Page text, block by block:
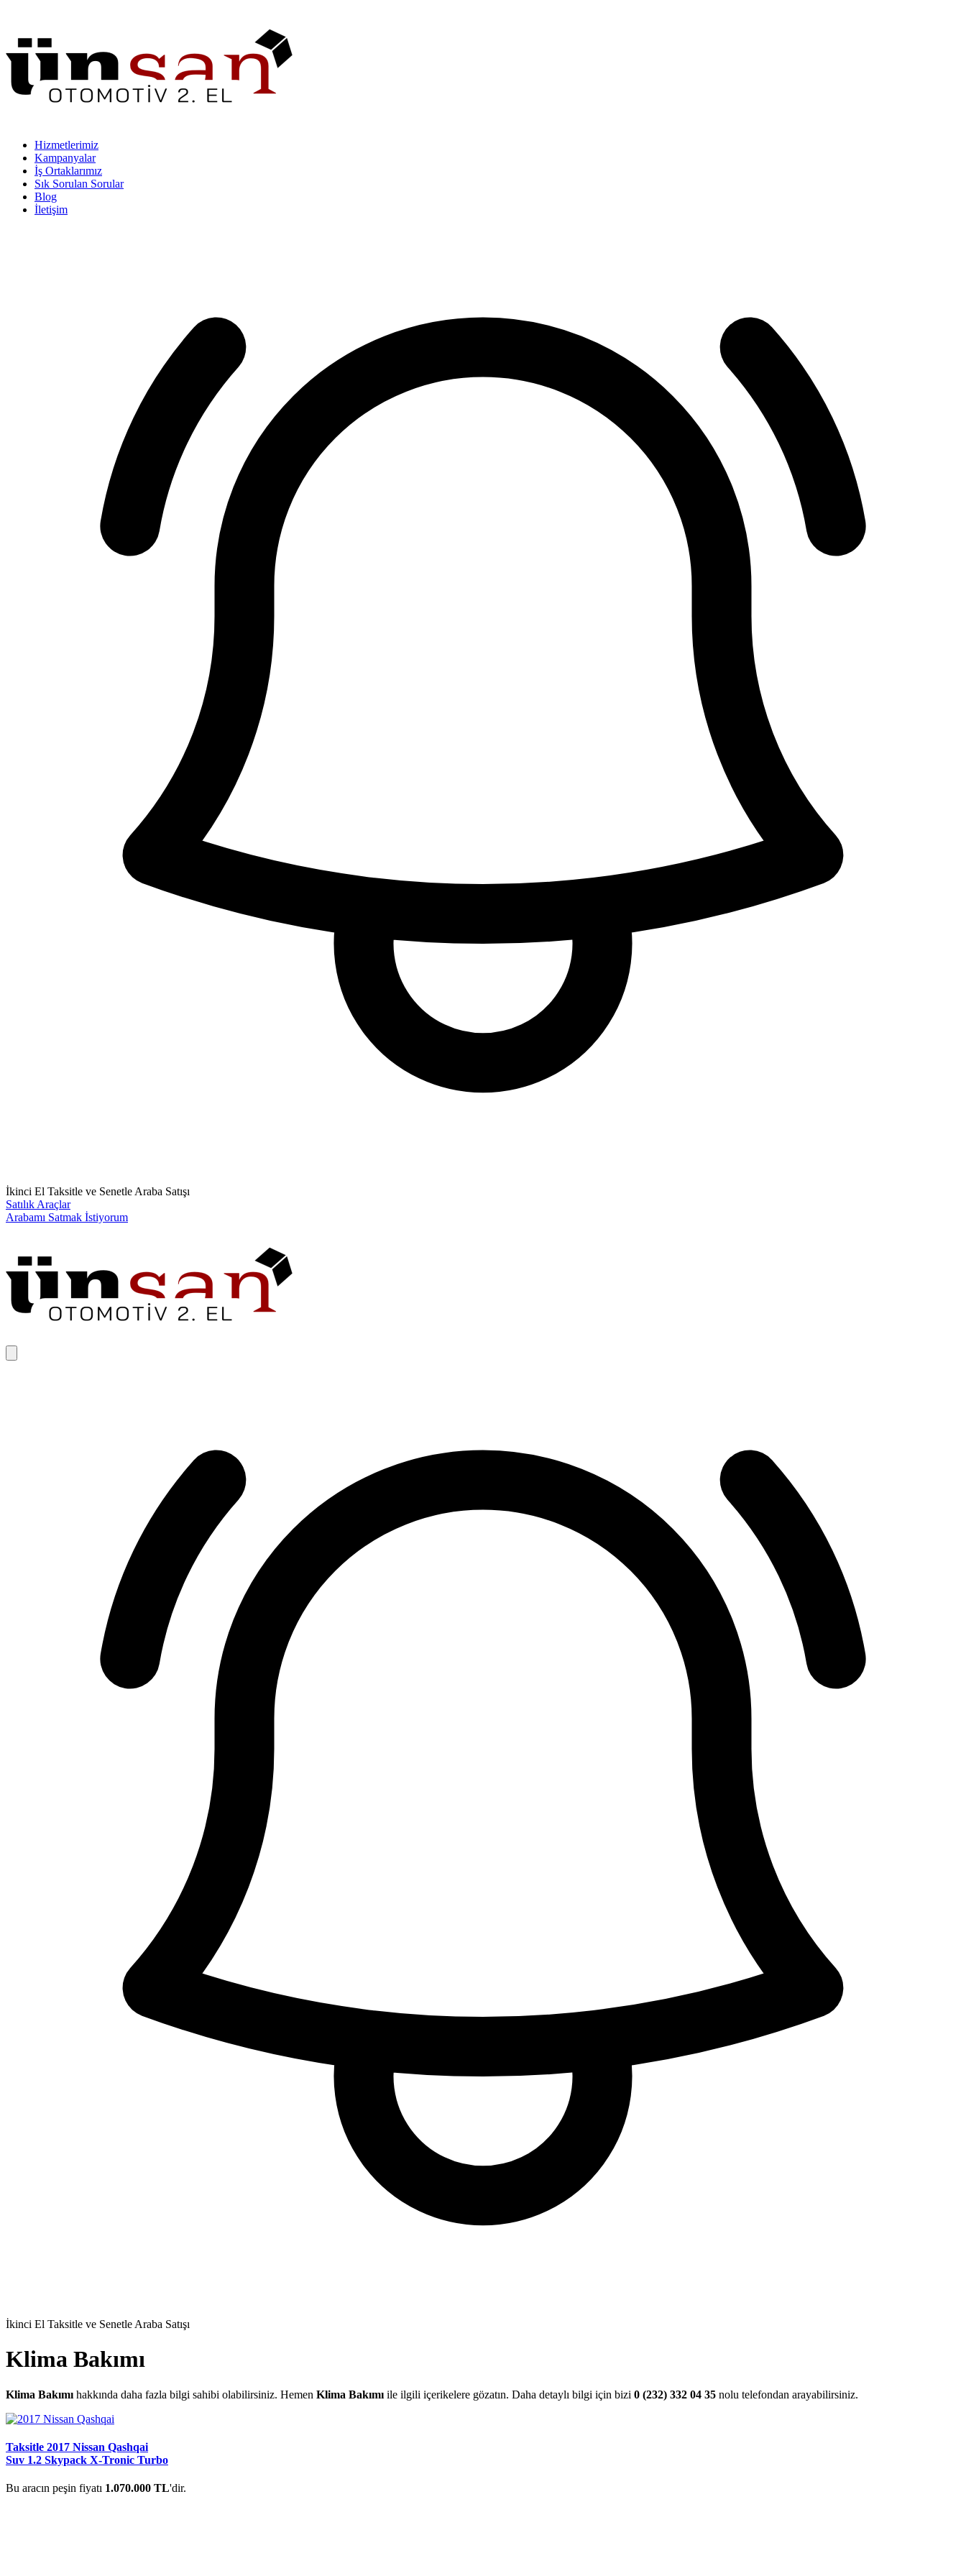
Hizmetlerimiz
Kampanyalar
İş Ortaklarımız
Sık Sorulan Sorular
Blog
İletişim
İkinci El Taksitle ve Senetle Araba Satışı
Satılık Araçlar
Arabamı Satmak İstiyorum
İkinci El Taksitle ve Senetle Araba Satışı
Klima Bakımı
Klima Bakımı hakkında daha fazla bilgi sahibi olabilirsiniz. Hemen Klima Bakımı ile ilgili içerikelere gözatın. Daha detaylı bilgi için bizi 0 (232) 332 04 35 nolu telefondan arayabilirsiniz.
Taksitle 2017 Nissan Qashqai
Suv 1.2 Skypack X-Tronic Turbo
Bu aracın peşin fiyatı 1.070.000 TL'dir.